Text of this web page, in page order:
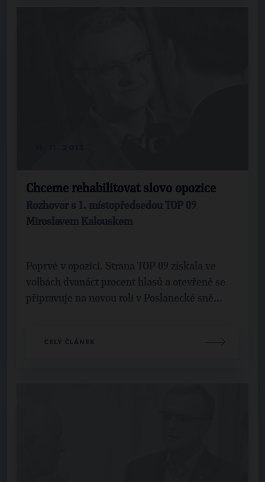
Chceme rehabilitovat slovo opozice
Rozhovor s 1. místopředsedou TOP 09
Miroslavem Kalouskem
Poprvé v opozici. Strana TOP 09 získala ve
volbách dvanáct procent hlasů a otevřeně se
připravuje na novou roli v Poslanecké sně...
CELÝ ČLÁNEK